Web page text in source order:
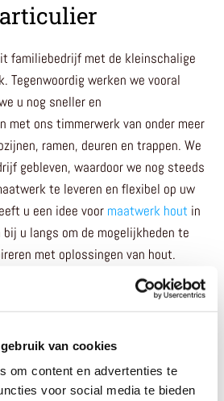
van cookies
om content en advertenties te
voor social media te bieden
familiebedrijf met de kleinschalige
Tegenwoordig werken we vooral
u nog sneller en
met ons timmerwerk van onder meer
ramen, deuren en trappen. We
gebleven, waardoor we nog steeds
te leveren en flexibel op uw
u een idee voor maatwerk hout in
u langs om de mogelijkheden te
met oplossingen van hout.
ook particulieren weten hun weg te
houtwerk op maat te leveren. Wilt
trappen of lijstwerk op maat laten
wachten? Neem dan snelcontact